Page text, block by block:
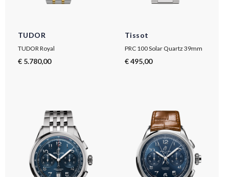
TUDOR
TUDOR Royal
€ 5.780,00
Tissot
PRC 100 Solar Quartz 39mm
€ 495,00